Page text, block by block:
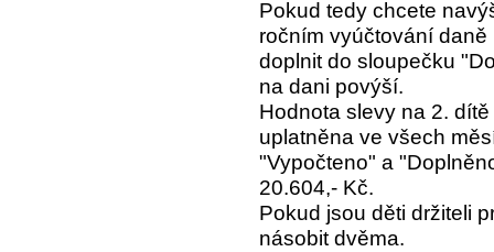
Pokud tedy chcete
ročním vyúčtování
doplnit do sloupečku
na dani povýší.
Hodnota slevy na 2.
uplatněna ve všech
"Vypočteno" a
20.604,- Kč.
Pokud jsou děti držiteli
násobit dvěma.